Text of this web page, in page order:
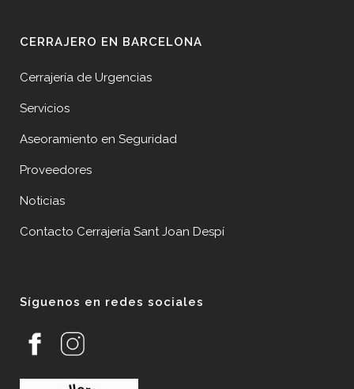
CERRAJERO EN BARCELONA
Cerrajería de Urgencias
Servicios
Aseoramiento en Seguridad
Proveedores
Noticias
Contacto Cerrajería Sant Joan Despí
Síguenos en redes sociales